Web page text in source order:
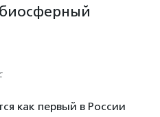
как первый в России